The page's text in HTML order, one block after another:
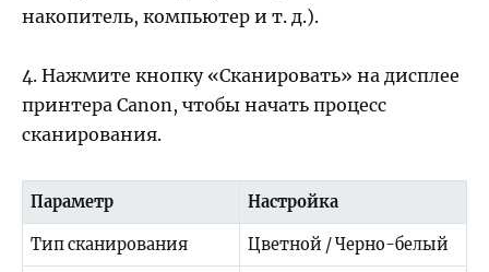
накопитель, компьютер и т. д.).
4. Нажмите кнопку «Сканировать» на дисплее
принтера Canon, чтобы начать процесс
сканирования.
Параметр Настройка
Тип сканирования Цветной / Черно-белый